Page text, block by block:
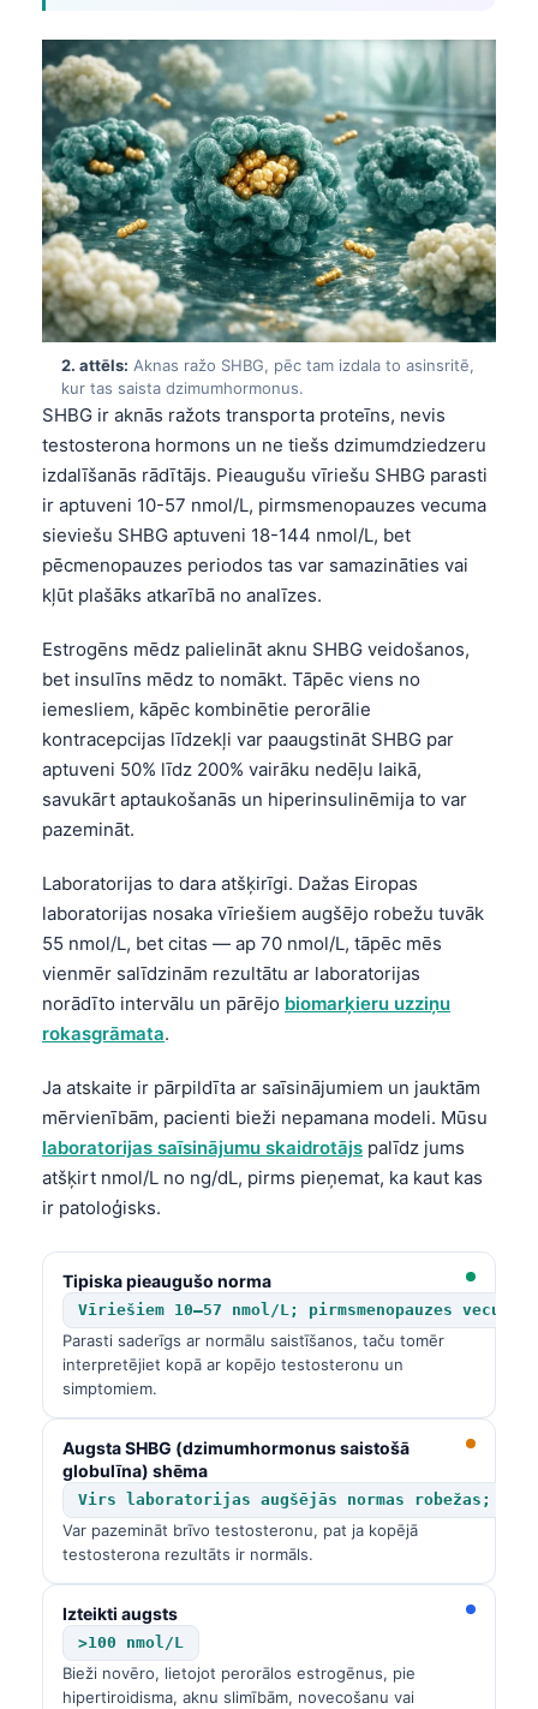
2. attēls: Aknas ražo SHBG, pēc tam izdala to asinsritē,
kur tas saista dzimumhormonus.
SHBG ir aknās ražots transporta proteīns, nevis
testosterona hormons un ne tiešs dzimumdziedzeru
izdalīšanās rādītājs. Pieaugušu vīriešu SHBG parasti
ir aptuveni 10-57 nmol/L, pirmsmenopauzes vecuma
sieviešu SHBG aptuveni 18-144 nmol/L, bet
pēcmenopauzes periodos tas var samazināties vai
kļūt plašāks atkarībā no analīzes.
Estrogēns mēdz palielināt aknu SHBG veidošanos,
bet insulīns mēdz to nomākt. Tāpēc viens no
iemesliem, kāpēc kombinētie perorālie
kontracepcijas līdzekļi var paaugstināt SHBG par
aptuveni 50% līdz 200% vairāku nedēļu laikā,
savukārt aptaukošanās un hiperinsulinēmija to var
pazemināt.
Laboratorijas to dara atšķirīgi. Dažas Eiropas
laboratorijas nosaka vīriešiem augšējo robežu tuvāk
55 nmol/L, bet citas — ap 70 nmol/L, tāpēc mēs
vienmēr salīdzinām rezultātu ar laboratorijas
norādīto intervālu un pārējo biomarķieru uzziņu
rokasgrāmata.
Ja atskaite ir pārpildīta ar saīsinājumiem un jauktām
mērvienībām, pacienti bieži nepamana modeli. Mūsu
laboratorijas saīsinājumu skaidrotājs palīdz jums
atšķirt nmol/L no ng/dL, pirms pieņemat, ka kaut kas
ir patoloģisks.
Tipiska pieaugušo norma
Vīriešiem 10–57 nmol/L; pirmsmenopauzes vecuma
Parasti saderīgs ar normālu saistīšanos, taču tomēr
interpretējiet kopā ar kopējo testosteronu un
simptomiem.
Augsta SHBG (dzimumhormonus saistošā
globulīna) shēma
Virs laboratorijas augšējās normas robežas;
Var pazemināt brīvo testosteronu, pat ja kopējā
testosterona rezultāts ir normāls.
Izteikti augsts
>100 nmol/L
Bieži novēro, lietojot perorālos estrogēnus, pie
hipertiroidisma, aknu slimībām, novecošanu vai